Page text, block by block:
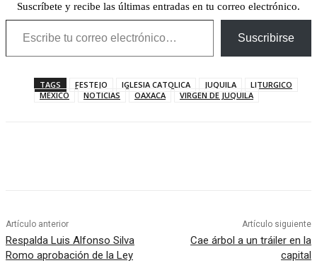
Suscríbete y recibe las últimas entradas en tu correo electrónico.
Escribe tu correo electrónico…
Suscribirse
TAGS FESTEJO IGLESIA CATOLICA JUQUILA
LITURGICO
MEXICO
NOTICIAS OAXACA VIRGEN DE JUQUILA
Artículo anterior
Respalda Luis Alfonso Silva
Romo aprobación de la Ley
Artículo siguiente
Cae árbol a un tráiler en la
capital